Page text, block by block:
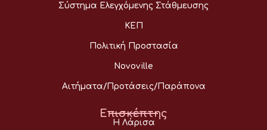
Σύστημα Ελεγχόμενης Στάθμευσης
ΚΕΠ
Πολιτική Προστασία
Novoville
Αιτήματα/Προτάσεις/Παράπονα
Επισκέπτης
Η Λάρισα